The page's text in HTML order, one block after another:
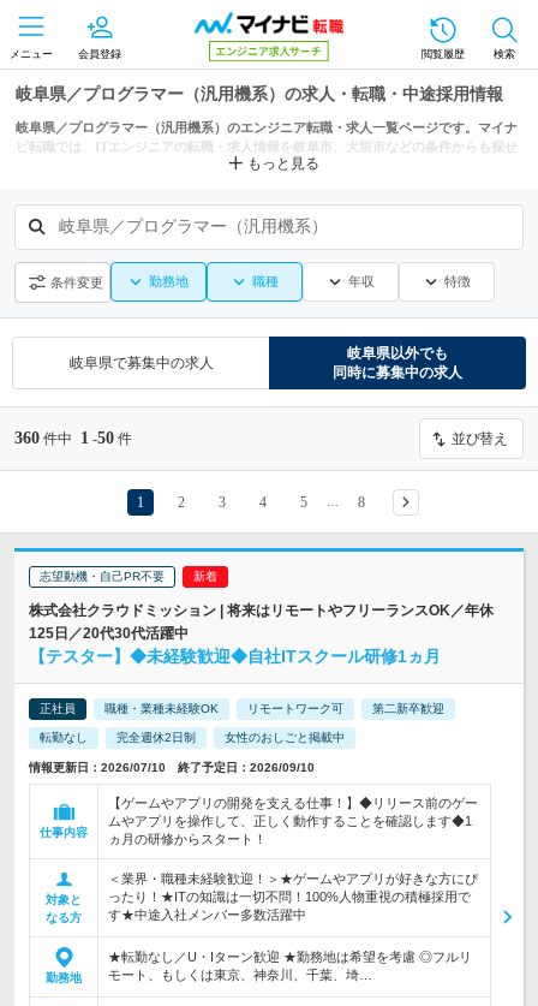
メニュー 会員登録 閲覧履歴 検索
岐阜県／プログラマー（汎用機系）の求人・転職・中途採用情報
岐阜県／プログラマー（汎用機系）のエンジニア転職・求人一覧ページです。マイナ
ビ転職では、ITエンジニアの転職・求人情報を岐阜市、大垣市などの条件からも探せ
もっと見る
岐阜県／プログラマー（汎用機系）
条件変更 勤務地 職種 年収 特徴
岐阜県で募集中の求人
岐阜県以外でも
同時に募集中の求人
360 件中 1 -50 件 並び替え
1 2 3 4 5 8
志望動機・自己PR不要
株式会社クラウドミッション | 将来はリモートやフリーランスOK／年休
125日／20代30代活躍中
【テスター】◆未経験歓迎◆自社ITスクール研修1ヵ月
正社員 職種・業種未経験OK リモートワーク可 第二新卒歓迎
転勤なし 完全週休2日制 女性のおしごと掲載中
情報更新日：2026/07/10 終了予定日：2026/09/10
仕事内容
【ゲームやアプリの開発を支える仕事！】◆リリース前のゲー
ムやアプリを操作して、正しく動作することを確認します◆1
ヵ月の研修からスタート！
対象と
なる方
＜業界・職種未経験歓迎！＞★ゲームやアプリが好きな方にぴ
ったり！★ITの知識は一切不問！100%人物重視の積極採用で
す★中途入社メンバー多数活躍中
勤務地
★転勤なし／U・Iターン歓迎 ★勤務地は希望を考慮 ◎フルリ
モート、もしくは東京、神奈川、千葉、埼…